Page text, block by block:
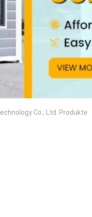
Co., Ltd. Produkte